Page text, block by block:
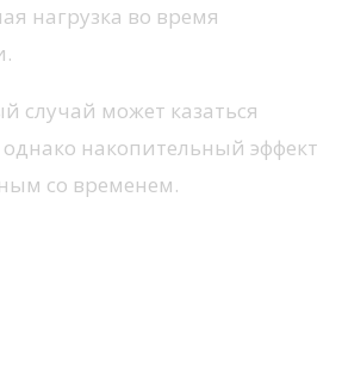
нагрузка во время
случай может казаться
накопительный эффект
со временем.